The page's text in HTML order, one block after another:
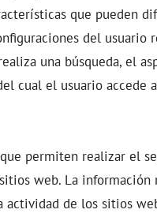
que pueden
del usuario
una búsqueda, el
cual el usuario accede
permiten realizar el
web. La
de los sitios